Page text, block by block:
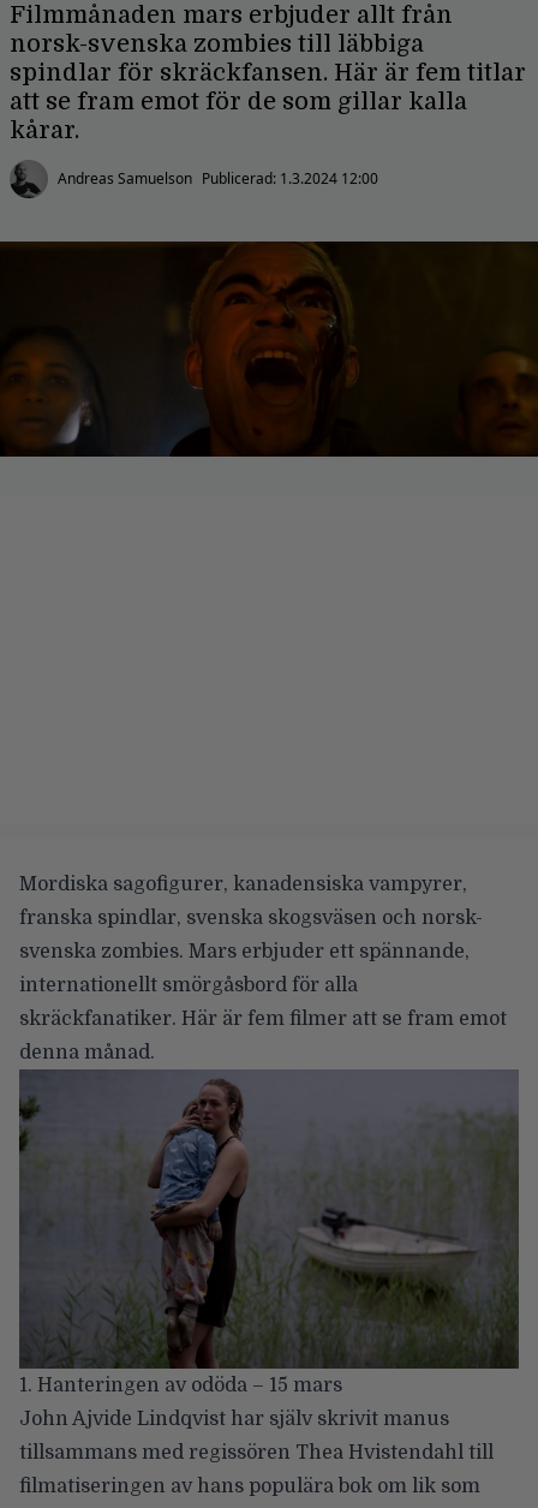
Filmmånaden mars erbjuder allt från
norsk-svenska zombies till läbbiga
spindlar för skräckfansen. Här är fem titlar
att se fram emot för de som gillar kalla
kårar.
Andreas Samuelson Publicerad: 1.3.2024 12:00
Mordiska sagofigurer, kanadensiska vampyrer,
franska spindlar, svenska skogsväsen och norsk-
svenska zombies. Mars erbjuder ett spännande,
internationellt smörgåsbord för alla
skräckfanatiker. Här är fem filmer att se fram emot
denna månad.
1. Hanteringen av odöda – 15 mars
John Ajvide Lindqvist har själv skrivit manus
tillsammans med regissören Thea Hvistendahl till
filmatiseringen av hans populära bok om lik som